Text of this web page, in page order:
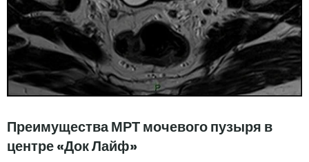
Преимущества МРТ мочевого пузыря в
центре «Док Лайф»